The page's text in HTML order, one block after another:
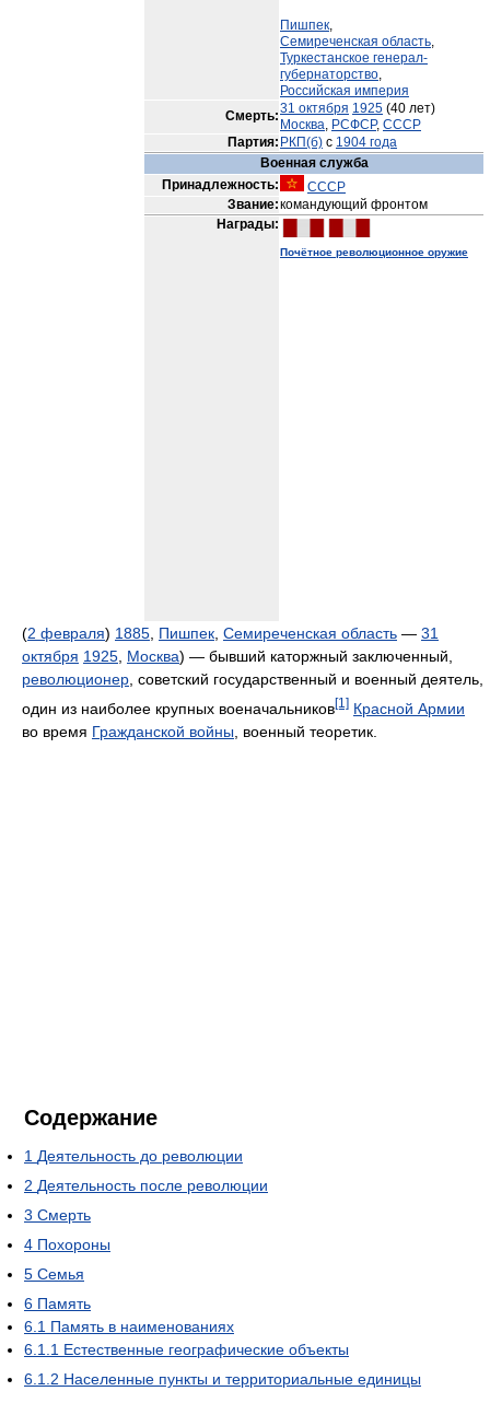
Пишпек,
Семиреченская область,
Туркестанское генерал-
губернаторство,
Российская империя
Смерть:31 октября 1925 (40 лет)
Москва, РСФСР, СССР
Партия: РКП(б) с 1904 года
Военная служба
Принадлежность:
СССР
Звание:командующий фронтом
Награды:
Почётное революционное оружие
(2 февраля) 1885 Пишпек Семиреченская область — 31
октября 1925 Москва) — бывший каторжный заключенный,
революционер , советский государственный и военный деятель,
один из наиболее крупных военачальников[1] Красной Армии
во время Гражданской войны , военный теоретик.
Содержание
1 Деятельность до революции
2 Деятельность после революции
3 Смерть
4 Похороны
5 Семья
6 Память
6.1 Память в наименованиях
6.1.1 Естественные географические объекты
6.1.2 Населенные пункты и территориальные единицы